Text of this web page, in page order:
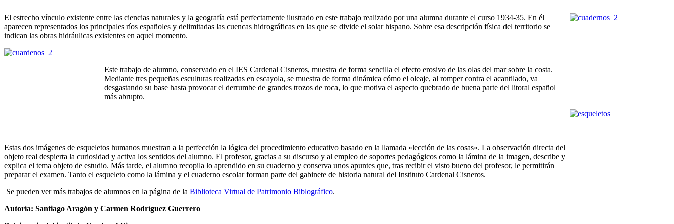
El estrecho vínculo existente entre las ciencias naturales y la geografía está perfectamente ilustrado en este trabajo realizado por una alumna durante el curso 1934-35. En él
aparecen representados los principales ríos españoles y delimitadas las cuencas hidrográficas en las que se divide el solar hispano. Sobre esa descripción física del territorio se
indican las obras hidráulicas existentes en aquel momento.
Este trabajo de alumno, conservado en el IES Cardenal Cisneros, muestra de forma sencilla el efecto erosivo de las olas del mar sobre la costa.
Mediante tres pequeñas esculturas realizadas en escayola, se muestra de forma dinámica cómo el oleaje, al romper contra el acantilado, va
desgastando su base hasta provocar el derrumbe de grandes trozos de roca, lo que motiva el aspecto quebrado de buena parte del litoral español
más abrupto.
Estas dos imágenes de esqueletos humanos muestran a la perfección la lógica del procedimiento educativo basado en la llamada «lección de las cosas». La observación directa del
objeto real despierta la curiosidad y activa los sentidos del alumno. El profesor, gracias a su discurso y al empleo de soportes pedagógicos como la lámina de la imagen, describe y
explica el tema objeto de estudio. Más tarde, el alumno recopila lo aprendido en su cuaderno y conserva unos apuntes que, tras recibir el visto bueno del profesor, le permitirán
preparar el examen. Tanto el esqueleto como la lámina y el cuaderno escolar forman parte del gabinete de historia natural del Instituto Cardenal Cisneros.
Se pueden ver más trabajos de alumnos en la página de la Biblioteca Virtual de Patrimonio Biblográfico.
Autoría: Santiago Aragón y Carmen Rodríguez Guerrero